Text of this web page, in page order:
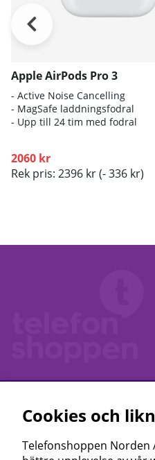
Apple AirPods Pro 3
- Active Noise Cancelling
- MagSafe laddningsfodral
- Upp till 24 tim med fodral
2060 kr
Rek pris: 2396 kr(- 336 kr)
Cookies och
Telefonshoppen Norden